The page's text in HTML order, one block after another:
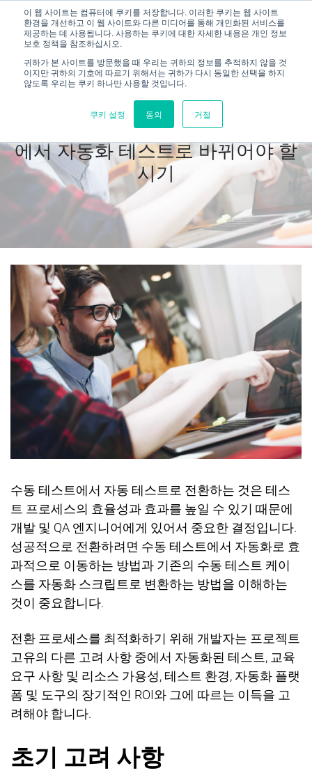
이 웹 사이트는 컴퓨터에 쿠키를 저장합니다. 이러한 쿠키는 웹 사이트
환경을 개선하고 이 웹 사이트와 다른 미디어를 통해 개인화된 서비스를
제공하는 데 사용됩니다. 사용하는 쿠키에 대한 자세한 내용은 개인 정보
보호 정책을 참조하십시오.
귀하가 본 사이트를 방문했을 때 우리는 귀하의 정보를 추적하지 않을 것
이지만 귀하의 기호에 따르기 위해서는 귀하가 다시 동일한 선택을 하지
않도록 우리는 쿠키 하나만 사용할 것입니다.
쿠키 설정 동의 거절
개발자들이 알아야 할 수동테스트
에서 자동화 테스트로 바뀌어야 할
시기
수동 테스트에서 자동 테스트로 전환하는 것은 테스
트 프로세스의 효율성과 효과를 높일 수 있기 때문에
개발 및 QA 엔지니어에게 있어서 중요한 결정입니다.
성공적으로 전환하려면 수동 테스트에서 자동화로 효
과적으로 이동하는 방법과 기존의 수동 테스트 케이
스를 자동화 스크립트로 변환하는 방법을 이해하는
것이 중요합니다.
전환 프로세스를 최적화하기 위해 개발자는 프로젝트
고유의 다른 고려 사항 중에서 자동화된 테스트, 교육
요구 사항 및 리소스 가용성, 테스트 환경, 자동화 플랫
폼 및 도구의 장기적인 ROI와 그에 따르는 이득을 고
려해야 합니다.
초기 고려 사항